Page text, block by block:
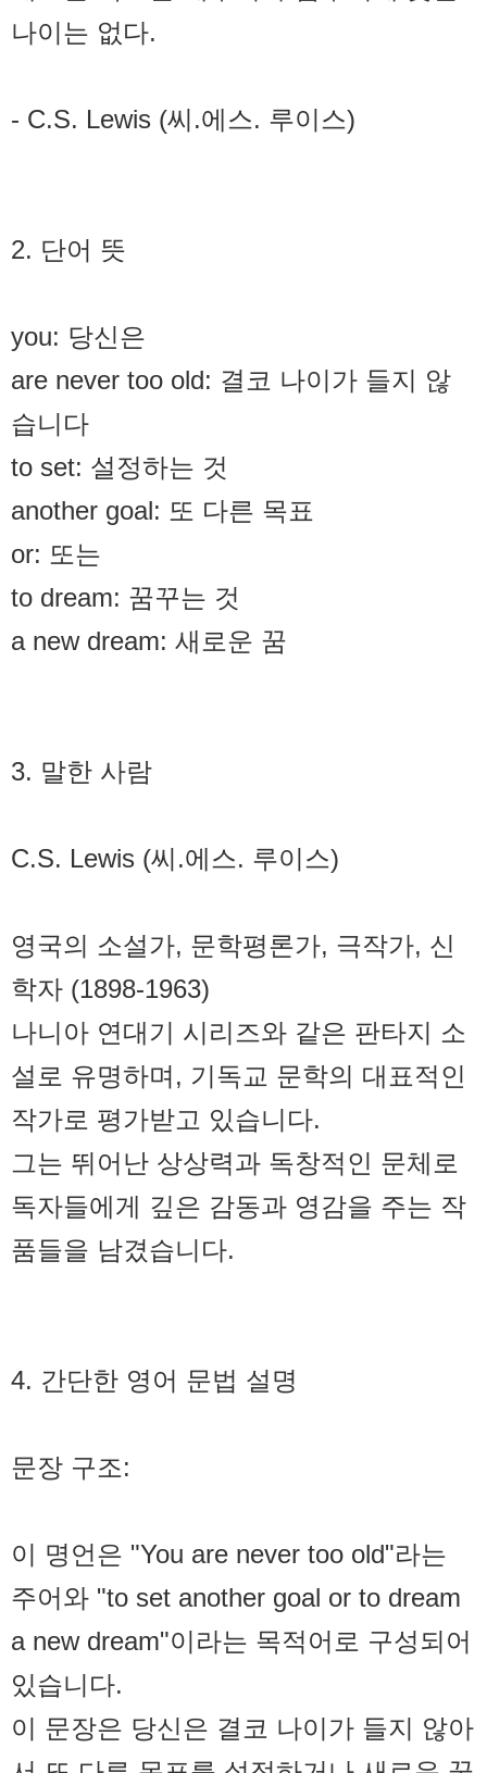
나이는 없다.
- C.S. Lewis (씨.에스. 루이스)
2. 단어 뜻
you: 당신은
are never too old: 결코 나이가 들지 않
습니다
to set: 설정하는 것
another goal: 또 다른 목표
or: 또는
to dream: 꿈꾸는 것
a new dream: 새로운 꿈
3. 말한 사람
C.S. Lewis (씨.에스. 루이스)
영국의 소설가, 문학평론가, 극작가, 신
학자 (1898-1963)
나니아 연대기 시리즈와 같은 판타지 소
설로 유명하며, 기독교 문학의 대표적인
작가로 평가받고 있습니다.
그는 뛰어난 상상력과 독창적인 문체로
독자들에게 깊은 감동과 영감을 주는 작
품들을 남겼습니다.
4. 간단한 영어 문법 설명
문장 구조:
이 명언은 "You are never too old"라는
주어와 "to set another goal or to dream
a new dream"이라는 목적어로 구성되어
있습니다.
이 문장은 당신은 결코 나이가 들지 않아